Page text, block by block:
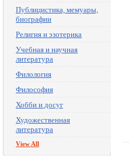
Публицистика, мемуары,
биографии
Религия и эзотерика
Учебная и научная
литература
Филология
Философия
Хобби и досуг
Художественная
литература
View All